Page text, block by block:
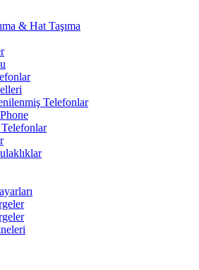
& Hat Taşıma
Telefonlar